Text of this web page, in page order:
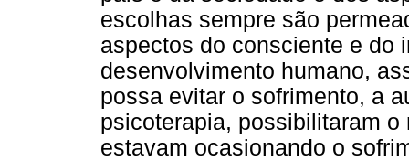
escolhas sempre são
aspectos do consciente e do
desenvolvimento humano,
possa evitar o sofrimento, a
psicoterapia, possibilitaram
estavam ocasionando o